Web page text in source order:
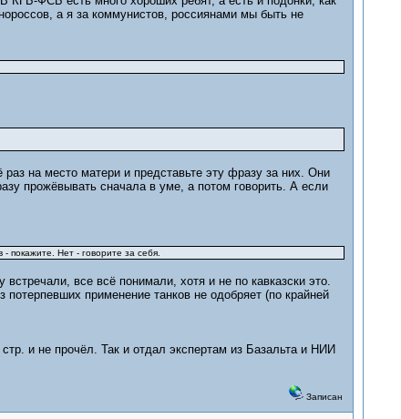
а я за коммунистов, россиянами мы быть не
на место матери и представьте эту фразу за них. Они
прожёвывать сначала в уме, а потом говорить. А если
Нет - говорите за себя.
все всё понимали, хотя и не по кавказски это.
применение танков не одобряет (по крайней
и не прочёл. Так и отдал экспертам из Базальта и НИИ
Записан